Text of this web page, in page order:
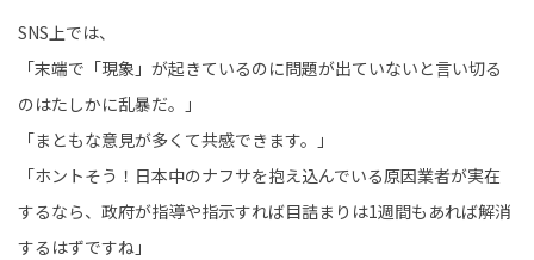
SNS上では、
「末端で「現象」が起きているのに問題が出ていないと言い切る
のはたしかに乱暴だ。」
「まともな意見が多くて共感できます。」
「ホントそう！日本中のナフサを抱え込んでいる原因業者が実在
するなら、政府が指導や指示すれば目詰まりは1週間もあれば解消
するはずですね」